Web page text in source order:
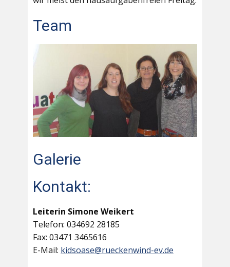
Team
Galerie
Kontakt:
Leiterin Simone Weikert
Telefon: 034692 28185
Fax: 03471 3465616
E-Mail: kidsoase@rueckenwind-ev.de